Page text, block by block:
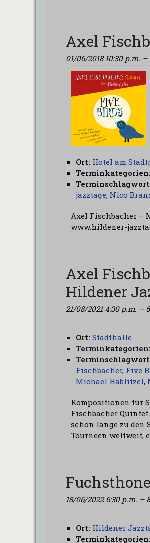
Axel
01/06/2018 10:30 p.m. –
Ort: Hotel am
Terminkategorien:
jazztage, Nico
Axel Fischbacher –
www.hildener-
Axel
Hildener
21/08/2021 4:30 p.m. –
Ort: Stadthalle
Terminkategorien:
Fischbacher, Five
Michael Hablitzel,
Kompositionen für
Fischbacher
schon lange zu den
Tourneen weltweit,
18/06/2022 6:30 p.m. –
Ort: Hildener
Terminkategorien: